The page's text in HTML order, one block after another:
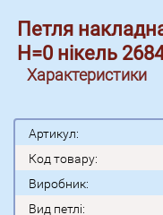
Петля
Н=0 нікель
Характеристики
Артикул:
Код товару:
Виробник:
Вид петлі: